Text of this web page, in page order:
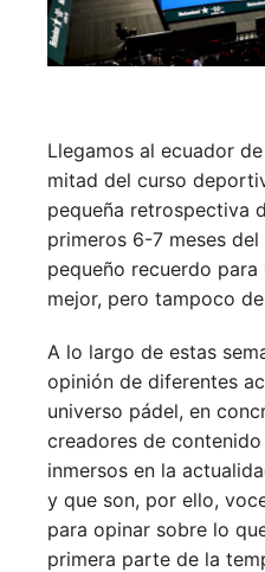
Llegamos al ecuador
mitad del curso
pequeña retrospectiva
primeros 6-7 meses
pequeño recuerdo
mejor, pero tampoco
A lo largo de estas
opinión de diferentes
universo pádel, en
creadores de
inmersos en la
y que son, por ello,
para opinar sobre lo
primera parte de la